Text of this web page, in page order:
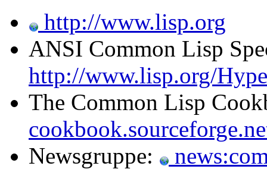
http://www.lisp.org
ANSI Common Lisp
http://www.lisp.org/
The Common Lisp
Newsgruppe: